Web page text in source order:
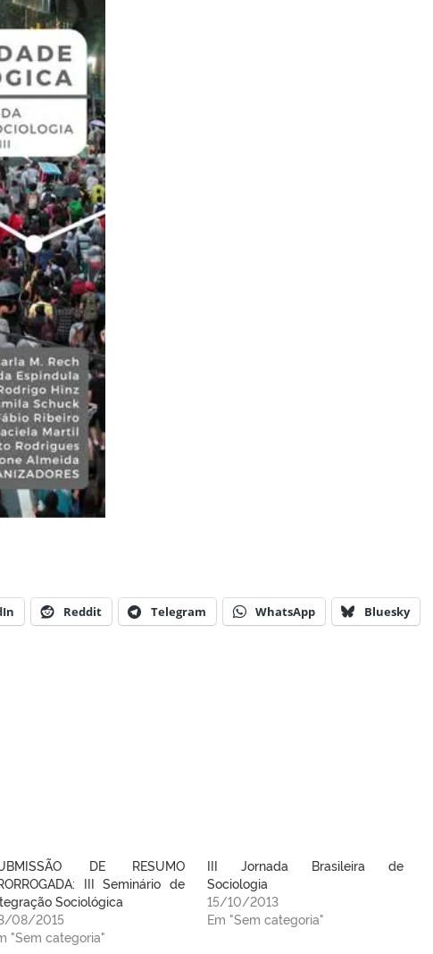
Reddit Telegram WhatsApp Bluesky
DE RESUMO
III Seminário de
Sociológica
08/2015
"Sem categoria"
III Jornada Brasileira de
Sociologia
15/10/2013
Em "Sem categoria"